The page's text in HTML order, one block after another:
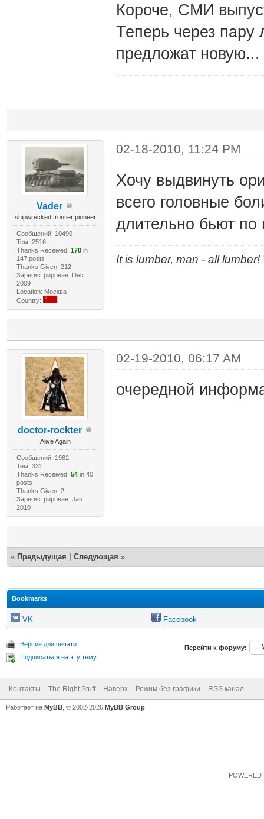
Короче, СМИ
Теперь через пару
предложат новую...
Vader
shipwrecked frontier pioneer
Сообщений: 10490
Тем: 2516
Thanks Received: 170in
147 posts
Thanks Given: 212
Зарегистрирован: Dec
2009
Location: Москва
Country:
02-18-2010, 11:24 PM
Хочу выдвинуть
всего головные
длительно бьют по
It is lumber, man - all
doctor-rockter
Alive Again
Сообщений: 1982
Тем: 331
Thanks Received: 54in 40
posts
Thanks Given: 2
Зарегистрирован: Jan
2010
02-19-2010, 06:17 AM
очередной
« Предыдущая Следующая »
Bookmarks
VK Facebook
Версия для печати
Подписаться на эту тему
Перейти к форуму:
Контакты The Right Stuff Наверх Режим без графики RSS канал
Работает на MyBB , © 2002-2026 MyBB Group